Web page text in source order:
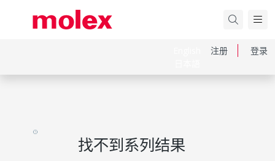
注册 登录
找不到系列结果